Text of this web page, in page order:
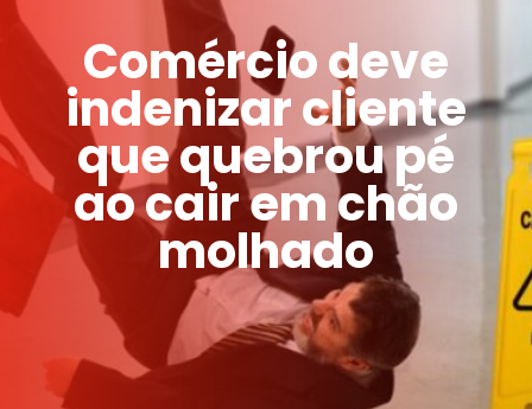
Comércio deve
indenizar cliente
que quebrou pé
ao cair em chão
molhado